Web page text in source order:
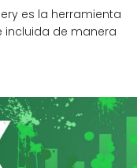
es la herramienta
incluida de manera